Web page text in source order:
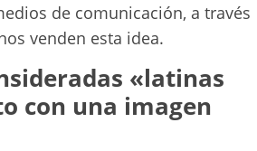
de comunicación, a través
venden esta idea.
«latinas
con una imagen